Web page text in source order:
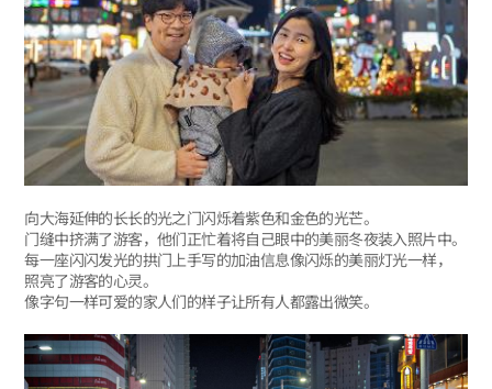
向大海延伸的长长的光之门闪烁着紫色和金色的光芒。
门缝中挤满了游客，他们正忙着将自己眼中的美丽冬夜装入照片中。
每一座闪闪发光的拱门上手写的加油信息像闪烁的美丽灯光一样，
照亮了游客的心灵。
像字句一样可爱的家人们的样子让所有人都露出微笑。